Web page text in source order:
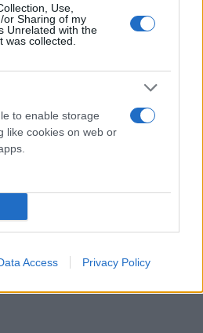
Use,
or Sharing of my
Unrelated with the
was collected.
to enable storage
like cookies on web or
Access Privacy Policy